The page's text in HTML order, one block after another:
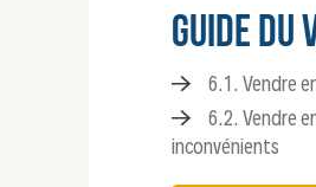
GUIDE DU
6.1. Vendre
6.2. Vendre
inconvénients